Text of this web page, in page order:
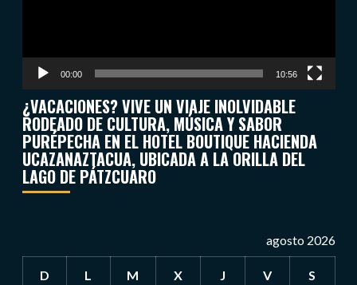
00:00 10:56
¿VACACIONES? VIVE UN VIAJE INOLVIDABLE
RODEADO DE CULTURA, MÚSICA Y SABOR
PURÉPECHA EN EL HOTEL BOUTIQUE HACIENDA
UCAZANAZTACUA, UBICADA A LA ORILLA DEL
LAGO DE PÁTZCUARO
agosto 2026
D L M X J V S